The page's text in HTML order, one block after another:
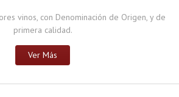
vinos, con Denominación de Origen, y de
primera calidad.
Ver Más